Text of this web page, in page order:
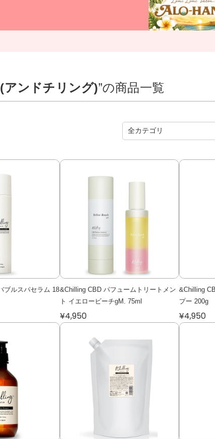
ンドチリング)”の商品一覧
ブルスパセラム 18&Chilling CBD パフュームトリートメン
ト イエロービーチgM. 75ml
¥4,950
&Chilling
プー 200g
¥4,950